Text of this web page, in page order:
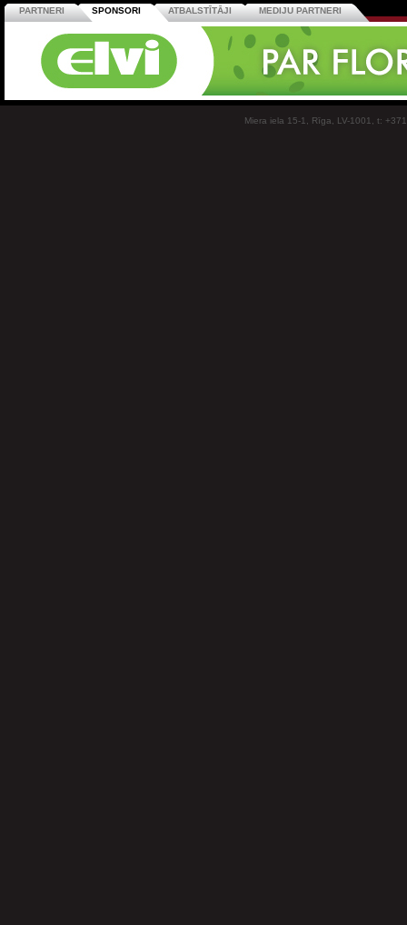
PARTNERI SPONSORI ATBALSTĪTĀJI MEDIJU PARTNERI
Miera iela 15-1, Rīga, LV-1001, t: